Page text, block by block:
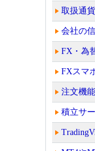
取扱通
会社の
FX・為
FXスマ
注文機
積立サ